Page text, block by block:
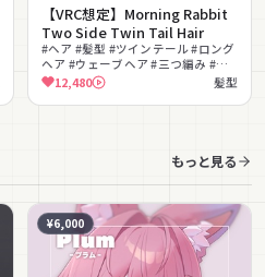
【VRC想定】Morning Rabbit
Two Side Twin Tail Hair
#ヘア #髪型 #ツインテール #ロング
ヘア #ウェーブヘア #三つ編み #ハ
ーフアップ #ガーリー #かわいい #
色変え可能
12,480 髪型
もっと見る
¥6,000